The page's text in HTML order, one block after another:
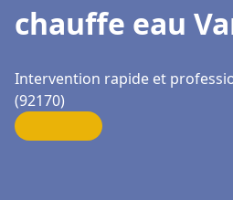
chauffe eau
Intervention rapide et
(92170)